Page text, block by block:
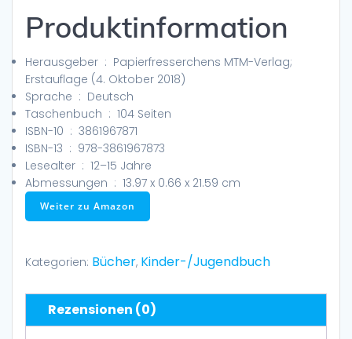
Produktinformation
Herausgeber ‏ : ‎ Papierfresserchens MTM-Verlag;
Erstauflage (4. Oktober 2018)
Sprache ‏ : ‎ Deutsch
Taschenbuch ‏ : ‎ 104 Seiten
ISBN-10 ‏ : ‎ 3861967871
ISBN-13 ‏ : ‎ 978-3861967873
Lesealter ‏ : ‎ 12–15 Jahre
Abmessungen ‏ : ‎ 13.97 x 0.66 x 21.59 cm
Weiter zu Amazon
Kategorien: Bücher, Kinder-/Jugendbuch
Rezensionen (0)